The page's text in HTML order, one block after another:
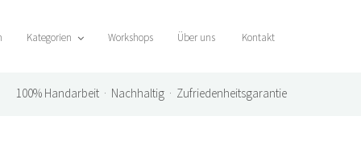
Kategorien Workshops Über uns Kontakt
100% Handarbeit · Nachhaltig · Zufriedenheitsgarantie